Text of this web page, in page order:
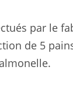
par le
de 5